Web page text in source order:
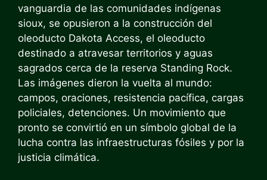
vanguardia de las comunidades indígenas
sioux, se opusieron a la construcción del
oleoducto Dakota Access, el oleoducto
destinado a atravesar territorios y aguas
sagrados cerca de la reserva Standing Rock.
Las imágenes dieron la vuelta al mundo:
campos, oraciones, resistencia pacífica, cargas
policiales, detenciones. Un movimiento que
pronto se convirtió en un símbolo global de la
lucha contra las infraestructuras fósiles y por la
justicia climática.